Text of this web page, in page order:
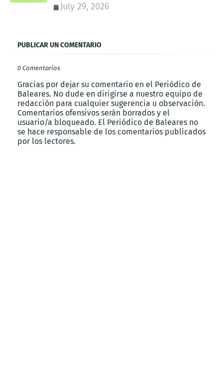
July 29, 2026
PUBLICAR UN COMENTARIO
0 Comentarios
Gracias por dejar su comentario en el Periódico de
Baleares. No dude en dirigirse a nuestro equipo de
redacción para cualquier sugerencia u observación.
Comentarios ofensivos serán borrados y el
usuario/a bloqueado. El Periódico de Baleares no
se hace responsable de los comentarios publicados
por los lectores.